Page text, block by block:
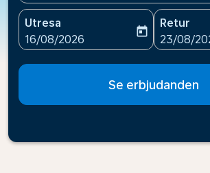
Utresa
fc-booking-departure-date-aria-
16/08/2026
today
Retur
fc-
23/08/
Se erbjudanden